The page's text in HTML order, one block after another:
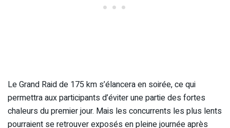
Le Grand Raid de 175 km s’élancera en soirée, ce qui
permettra aux participants d’éviter une partie des fortes
chaleurs du premier jour. Mais les concurrents les plus lents
pourraient se retrouver exposés en pleine journée après